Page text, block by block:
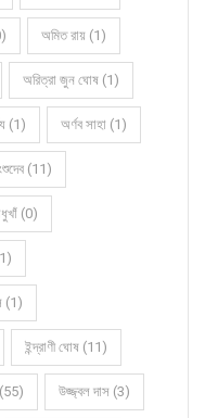
অমিত রায় (1)
অরিত্রা জুন ঘোষ (1)
(1) অর্ণব সাহা (1)
(11)
(0)
(1)
ইন্দ্রাণী ঘোষ (11)
উজ্জ্বল দাস (3)